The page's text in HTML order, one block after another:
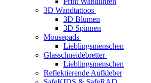
3D Wandtattoos
3D Blumen
3D Spinnen
Mousepads
Lieblingsmenschen
Glasschneidebretter
Lieblingsmenschen
Reflektierende Aufkleber